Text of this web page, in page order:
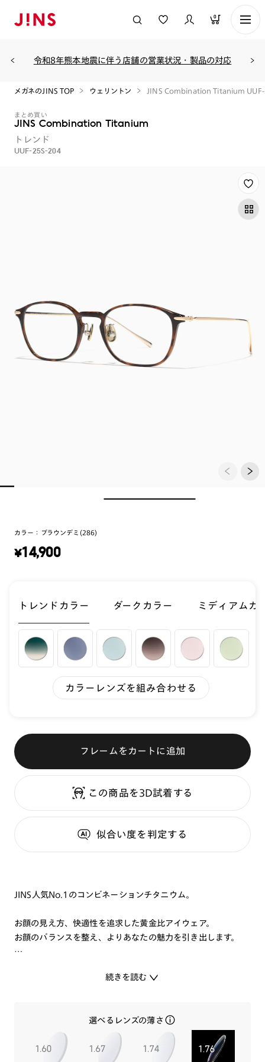
0
令和8年熊本地震に伴う店舗の営業状況・製品の対応
メガネのJINS TOP ウェリントン JINS Combination Titanium
まとめ買い
JINS Combination Titanium
トレンド
UUF-25S-204
カラー： ブラウンデミ(286)
¥14,900
トレンドカラー ダークカラー ミディアムカ
カラーレンズを組み合わせる
フレームをカートに追加
この商品を3D試着する
似合い度を判定する
JINS人気No.1のコンビネーションチタニウム。
お顔の見え方、快適性を追求した黄金比アイウェア。
お顔のバランスを整え、よりあなたの魅力を引き出します。
肌当たりのやさしいニッケルフリー※を採用。
※ISO 12870:2024(ISO規格:国際標準化機構が策定する国際
的な標準規格)
続きを読む
選べるレンズの薄さ